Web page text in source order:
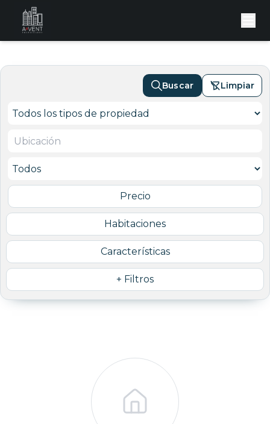
Precio
Habitaciones
Características
+ Filtros
Buscar Limpiar